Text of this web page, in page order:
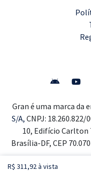
R$ 311,92 à vista
Gran é uma marca da
S/A, CNPJ: 18.260.822/
10, Edifício Carlton
Brasília-DF, CEP